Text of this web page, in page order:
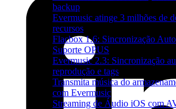
backup
Evermusic atinge 3 milhões de
recursos
Flacbox 1.6: Sincronização
Suporte OPUS
Evermusic 2.3: Sincronização
reprodução e tags
Transmita música do
com Evermusic
Streaming de Áudio iOS com